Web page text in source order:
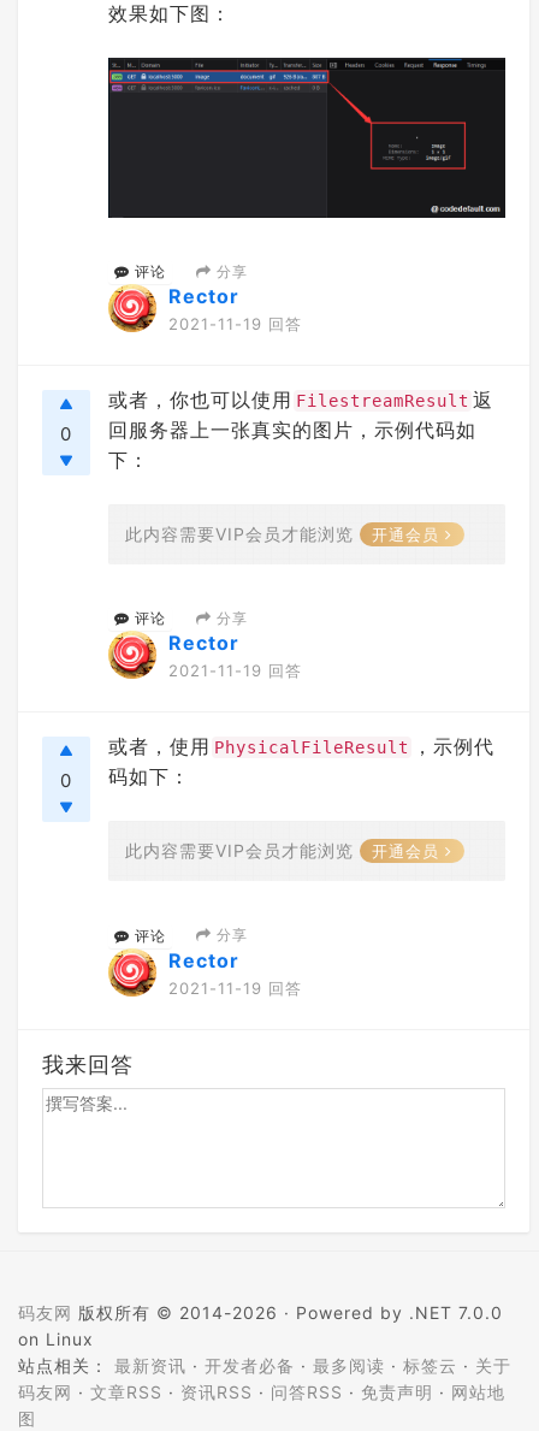
效果如下图：
评论 分享
Rector
2021-11-19 回答
0
或者，你也可以使用 FilestreamResult 返
回服务器上一张真实的图片，示例代码如
下：
此内容需要VIP会员才能浏览 开通会员
评论 分享
Rector
2021-11-19 回答
0
或者，使用 PhysicalFileResult
，示例代
码如下：
此内容需要VIP会员才能浏览 开通会员
评论 分享
Rector
2021-11-19 回答
我来回答
码友网 版权所有 © 2014-2026 · Powered by .NET 7.0.0
on Linux
站点相关： 最新资讯 · 开发者必备 · 最多阅读 · 标签云 · 关于
码友网 · 文章RSS · 资讯RSS · 问答RSS · 免责声明 · 网站地
图